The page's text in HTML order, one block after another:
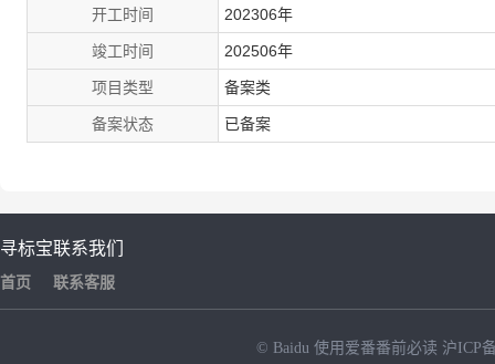
开工时间 202306年
竣工时间 202506年
项目类型 备案类
备案状态 已备案
寻标宝
首页
联系我们
联系客服
© Baidu 使用爱番番前必读 沪ICP